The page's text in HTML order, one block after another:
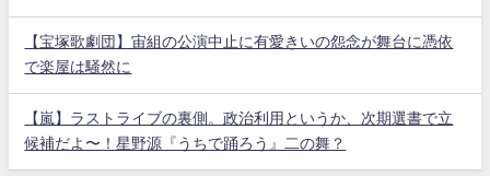
【宝塚歌劇団】宙組の公演中止に有愛きいの怨念が舞台に憑依
で楽屋は騒然に
【嵐】ラストライブの裏側。政治利用というか、次期選書で立
候補だよ〜！星野源『うちで踊ろう』二の舞？